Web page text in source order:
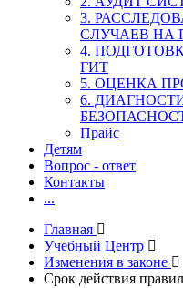
3.
СЛУЧАЕВ НА
4.
ГИТ
5. ОЦЕНКА
6.
Прайс
Детям
Вопрос - ответ
Контакты
...
Главная
Учебный Центр
Изменения в законе
Срок действия